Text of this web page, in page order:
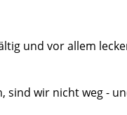
und vor allem
wir nicht weg -